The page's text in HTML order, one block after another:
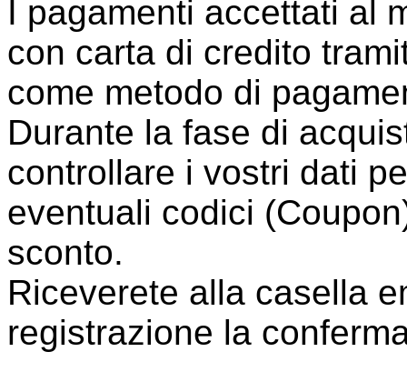
I pagamenti accettati al
con carta di credito
come metodo di
Durante la fase di
controllare i vostri dati
eventuali codici
sconto.
Riceverete alla casella
registrazione la